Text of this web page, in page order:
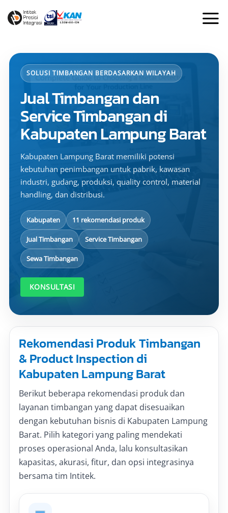
SOLUSI TIMBANGAN BERDASARKAN WILAYAH
Jual Timbangan dan
Service Timbangan di
Kabupaten Lampung Barat
Kabupaten Lampung Barat memiliki potensi
kebutuhan penimbangan untuk pabrik, kawasan
industri, gudang, produksi, quality control, material
handling, dan distribusi.
Kabupaten 11 rekomendasi produk
Jual Timbangan Service Timbangan
Sewa Timbangan
KONSULTASI
Rekomendasi Produk Timbangan
& Product Inspection di
Kabupaten Lampung Barat
Berikut beberapa rekomendasi produk dan
layanan timbangan yang dapat disesuaikan
dengan kebutuhan bisnis di Kabupaten Lampung
Barat. Pilih kategori yang paling mendekati
proses operasional Anda, lalu konsultasikan
kapasitas, akurasi, fitur, dan opsi integrasinya
bersama tim Intitek.